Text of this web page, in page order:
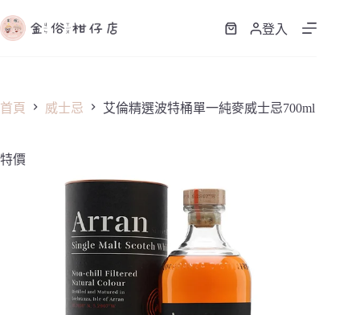
至
容
購
登入
首頁 威士忌 艾倫精選波特桶單一純麥威士忌700ml
特價